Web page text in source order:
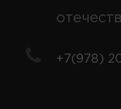
+7(978)